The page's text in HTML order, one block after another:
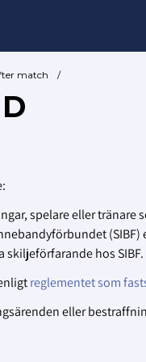
match /
spelare eller
hos SIBF.
reglementet som
eller